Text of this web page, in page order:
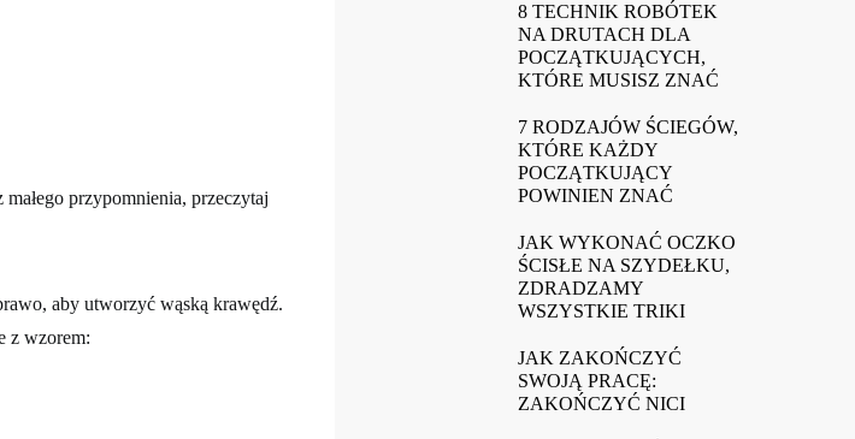
przypomnienia, przeczytaj
aby utworzyć wąską krawędź.
z wzorem:
8 TECHNIK ROBÓTEK
NA DRUTACH DLA
POCZĄTKUJĄCYCH,
KTÓRE MUSISZ ZNAĆ
7 RODZAJÓW ŚCIEGÓW,
KTÓRE KAŻDY
POCZĄTKUJĄCY
POWINIEN ZNAĆ
JAK WYKONAĆ OCZKO
ŚCISŁE NA SZYDEŁKU,
ZDRADZAMY
WSZYSTKIE TRIKI
JAK ZAKOŃCZYĆ
SWOJĄ PRACĘ:
ZAKOŃCZYĆ NICI